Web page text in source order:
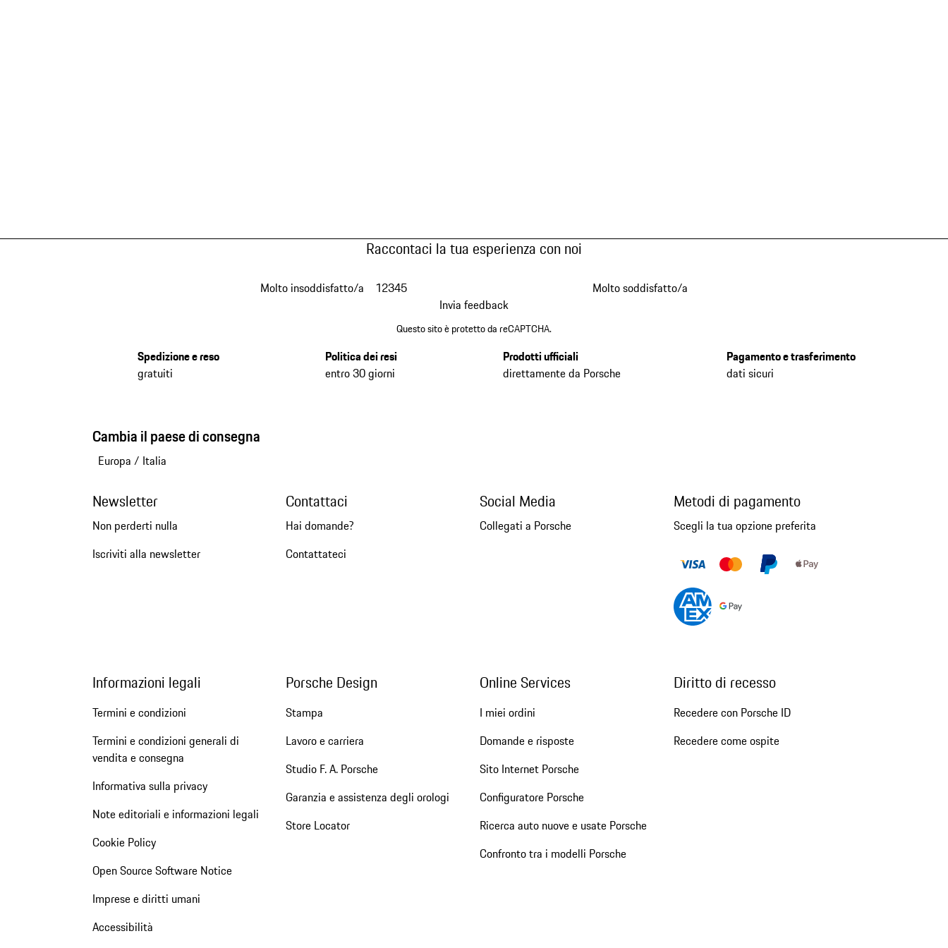
Raccontaci la tua esperienza con noi
Molto insoddisfatto/a 12345
Molto soddisfatto/a
Invia feedback
Questo sito è protetto da reCAPTCHA.
Spedizione e reso
gratuiti
Politica dei resi
entro 30 giorni
Prodotti ufficiali
direttamente da Porsche
Pagamento e trasferimento
dati sicuri
Cambia il paese di consegna
Europa / Italia
Newsletter
Non perderti nulla
Iscriviti alla newsletter
Contattaci
Hai domande?
Contattateci
Social Media
Collegati a Porsche
Metodi di pagamento
Scegli la tua opzione preferita
Informazioni legali
Termini e condizioni
Termini e condizioni generali di
vendita e consegna
Informativa sulla privacy
Note editoriali e informazioni legali
Cookie Policy
Open Source Software Notice
Imprese e diritti umani
Accessibilità
Porsche Design
Stampa
Lavoro e carriera
Studio F. A. Porsche
Garanzia e assistenza degli orologi
Store Locator
Online Services
I miei ordini
Domande e risposte
Sito Internet Porsche
Configuratore Porsche
Ricerca auto nuove e usate Porsche
Confronto tra i modelli Porsche
Diritto di recesso
Recedere con Porsche ID
Recedere come ospite